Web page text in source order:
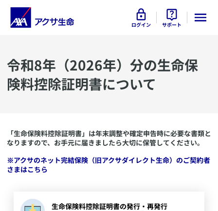
ログイン サポート
​令和8年（2026年）分の生命保
険料控除証明書について
「生命保険料控除証明書」は年末調整や確定申告時に必要な書類と
なりますので、お手元に届きましたら大切に保管してください。
​※アクサのネット完結保険（旧アクサダイレクト生命）のご契約者
さまはこちら
​生命保険料控除証明書の発行・再発行